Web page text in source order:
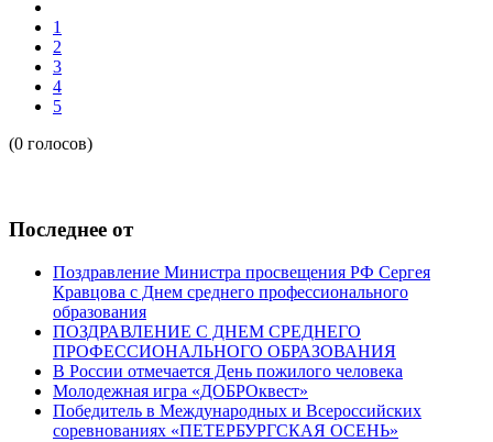
1
2
3
4
5
(0 голосов)
Последнее от
Поздравление Министра просвещения РФ Сергея
Кравцова с Днем среднего профессионального
образования
ПОЗДРАВЛЕНИЕ С ДНЕМ СРЕДНЕГО
ПРОФЕССИОНАЛЬНОГО ОБРАЗОВАНИЯ
В России отмечается День пожилого человека
Молодежная игра «ДОБРОквест»
Победитель в Международных и Всероссийских
соревнованиях «ПЕТЕРБУРГСКАЯ ОСЕНЬ»